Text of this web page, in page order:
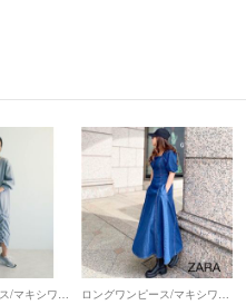
慮頂ければと思います。
ておりますので、どうぞ宜しくお
円引きさせていただきます！